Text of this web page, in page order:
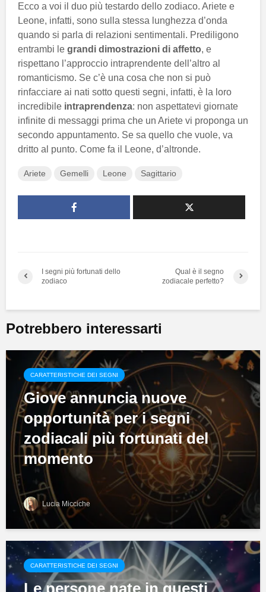
Ecco a voi il duo più testardo dello zodiaco. Ariete e
Leone, infatti, sono sulla stessa lunghezza d’onda
quando si parla di relazioni sentimentali. Prediligono
entrambi le grandi dimostrazioni di affetto, e
rispettano l’approccio intraprendente dell’altro al
romanticismo. Se c’è una cosa che non si può
rinfacciare ai nati sotto questi segni, infatti, è la loro
incredibile intraprendenza: non aspettatevi giornate
infinite di messaggi prima che un Ariete vi proponga un
secondo appuntamento. Se sa quello che vuole, va
dritto al punto. Come fa il Leone, d’altronde.
Ariete Gemelli Leone Sagittario
I segni più fortunati dello
zodiaco
Qual è il segno
zodiacale perfetto?
Potrebbero interessarti
CARATTERISTICHE DEI SEGNI
Giove annuncia nuove
opportunità per i segni
zodiacali più fortunati del
momento
Lucia Micciche
CARATTERISTICHE DEI SEGNI